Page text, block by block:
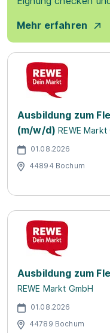
Mehr erfahren
Ausbildung zum
(m/w/d) REWE Markt
01.08.2026
44894 Bochum
Ausbildung zum
REWE Markt GmbH
01.08.2026
44789 Bochum